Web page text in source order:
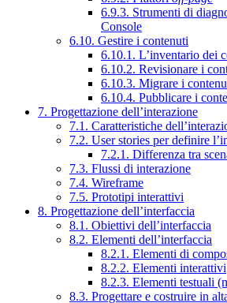
6.9.3. Strumenti di
Console
6.10. Gestire i contenuti
6.10.1. L’inventario dei
6.10.2. Revisionare i
6.10.3. Migrare i
6.10.4. Pubblicare i
7. Progettazione dell’interazione
7.1. Caratteristiche
7.2. User stories per definire
7.2.1. Differenza tra
7.3. Flussi di interazione
7.4. Wireframe
7.5. Prototipi interattivi
8. Progettazione dell’interfaccia
8.1. Obiettivi dell’interfaccia
8.2. Elementi dell’interfaccia
8.2.1. Elementi di
8.2.2. Elementi interattivi
8.2.3. Elementi testuali
8.3. Progettare e costruire in